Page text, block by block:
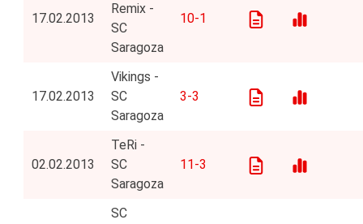
17.02.2013
Remix -
SC
Saragoza
10-1
17.02.2013
Vikings -
SC
Saragoza
3-3
02.02.2013
TeRi -
SC
Saragoza
11-3
SC